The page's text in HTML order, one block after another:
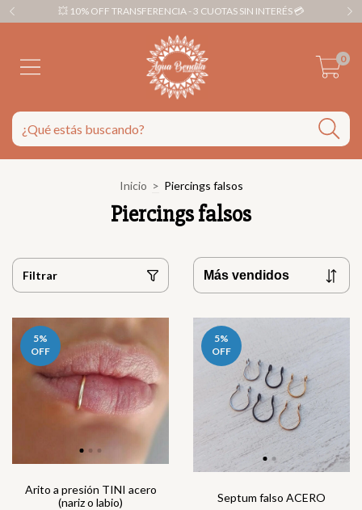
💥 10% OFF TRANSFERENCIA - 3 CUOTAS SIN INTERÉS 💳
0
Inicio > Piercings falsos
Piercings falsos
Filtrar
5%
OFF
Arito a presión TINI acero
(nariz o labio)
5%
OFF
Septum falso ACERO